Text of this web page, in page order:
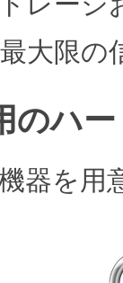
大限の
のハ
器を用